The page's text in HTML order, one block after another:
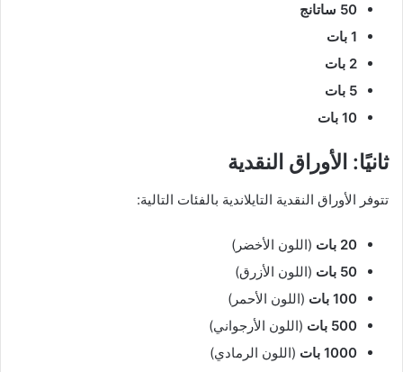
50 ساتانج
1 بات
2 بات
5 بات
10 بات
ثانيًا: الأوراق النقدية
تتوفر الأوراق النقدية التايلاندية بالفئات التالية:
20 بات
(اللون الأخضر)
50 بات
(اللون الأزرق)
100 بات
(اللون الأحمر)
500 بات
(اللون الأرجواني)
1000 بات
(اللون الرمادي)